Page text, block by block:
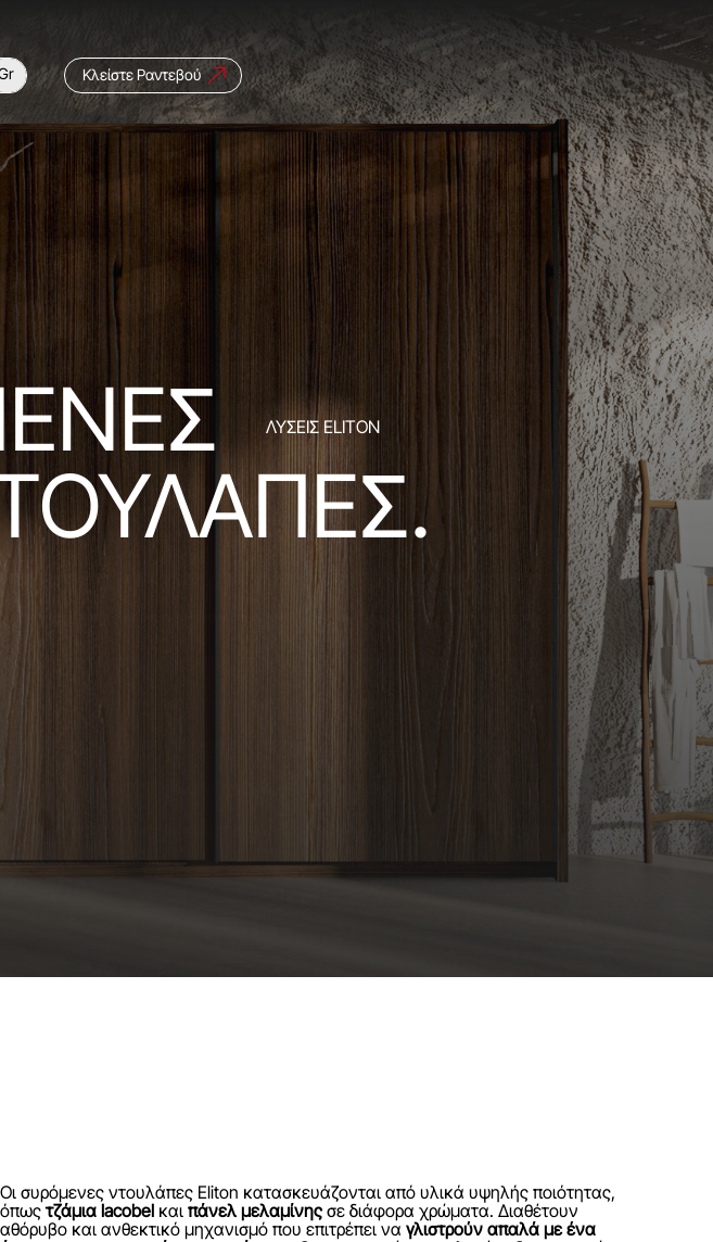
Κλείστε Ραντεβού
ΛΥΣΕΙΣ ELITON
Οι συρόμενες ντουλάπες Eliton κατασκευάζονται από υλικά υψηλής ποιότητας,
όπωςτζάμια lacobel και πάνελ μελαμίνηςσε διάφορα χρώματα. Διαθέτουν
αθόρυβο και ανθεκτικό μηχανισμό που επιτρέπει να γλιστρούν απαλά με ένα